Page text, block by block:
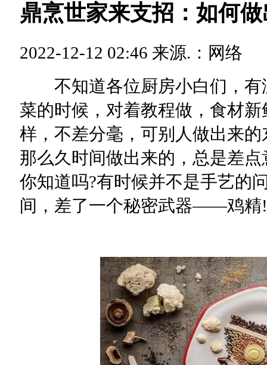
鼎烹世家来支招：如何
2022-12-12 02:46 来源.：网络
不知道各位厨房小白们，有
菜的时候，对着教程做，食材
样，不差分毫，可别人做出来
那么久时间做出来的，总是差
你知道吗?有时候并不是手艺的
间，差了一个秘密武器——鸡精!